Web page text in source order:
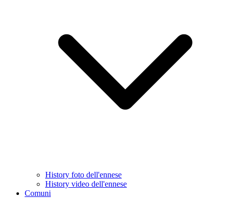
History foto dell'ennese
History video dell'ennese
Comuni